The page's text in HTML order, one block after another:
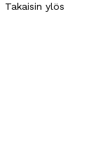
Takaisin ylös